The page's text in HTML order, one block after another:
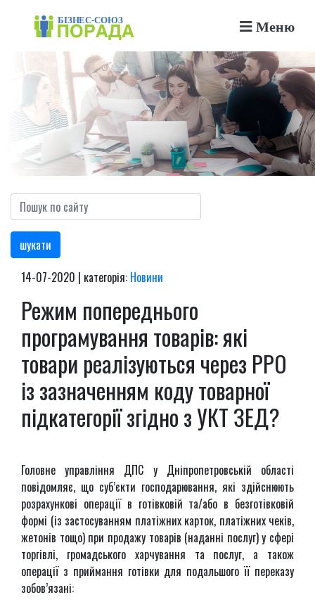
Меню
шукати
14-07-2020 | категорія: Новини
Режим попереднього
програмування товарів: які
товари реалізуються через РРО
із зазначенням коду товарної
підкатегорії згідно з УКТ ЗЕД?
Головне управління ДПС у Дніпропетровській області
повідомляє, що суб’єкти господарювання, які здійснюють
розрахункові операції в готівковій та/або в безготівковій
формі (із застосуванням платіжних карток, платіжних чеків,
жетонів тощо) при продажу товарів (наданні послуг) у сфері
торгівлі, громадського харчування та послуг, а також
операції з приймання готівки для подальшого її переказу
зобов’язані: